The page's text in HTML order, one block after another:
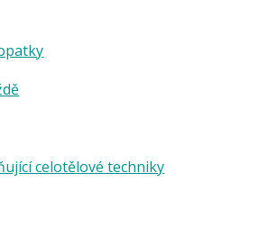
celotělové techniky